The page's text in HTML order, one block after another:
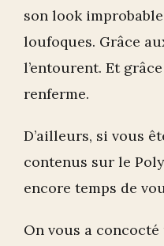
son look
loufoques. Grâce
l’entourent. Et
renferme.
D’ailleurs, si vous
contenus sur le
encore temps de
On vous a